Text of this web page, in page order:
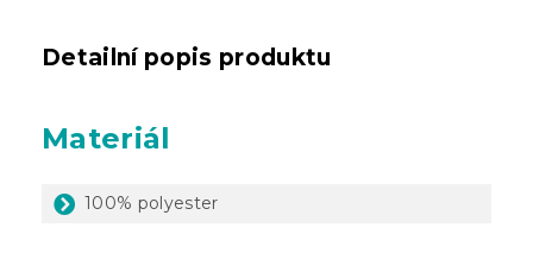
Detailní popis produktu
Materiál
100% polyester